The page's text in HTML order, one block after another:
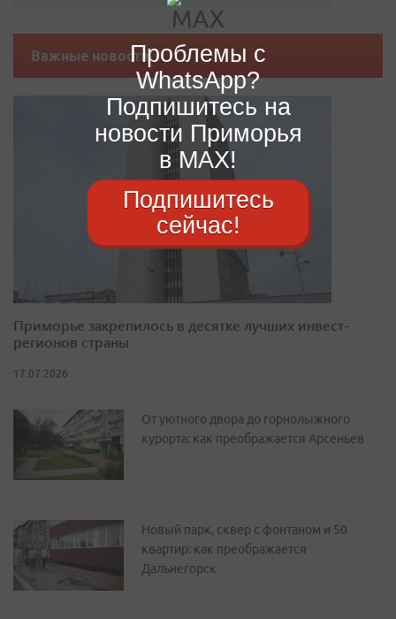
Важные новости
Приморье закрепилось в десятке лучших инвест-
регионов страны
17.07.2026
От уютного двора до горнолыжного
курорта: как преображается Арсеньев
Новый парк, сквер с фонтаном и 50
квартир: как преображается
Дальнегорск
Проблемы с
WhatsApp?
Подпишитесь на
новости Приморья
в MAX!
Подпишитесь
сейчас!